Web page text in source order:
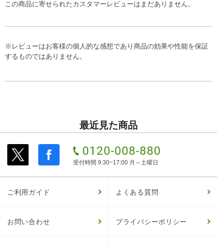
この商品に寄せられたカスタマーレビューはまだありません。
※レビューはお客様の個人的な感想であり商品の効果や性能を保証
するものではありません。
最近見た商品
受付時間 9:30~17:00 月～土曜日
ご利用ガイド よくある質問
お問い合わせ プライバシーポリシー